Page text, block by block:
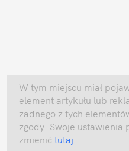
W tym miejscu miał
element artykułu lub
żadnego z tych
zgody. Swoje ustawienia
zmienić tutaj